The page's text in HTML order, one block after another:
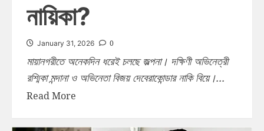
নায়িকা?
January 31, 2026 0
মায়ানগরীতে অনেকদিন ধরেই চলছে জল্পনা। দক্ষিণী অভিনেত্রী
রশ্মিকা মন্দানা ও অভিনেতা বিজয় দেবেরাকোন্ডার নাকি বিয়ে।...
Read More